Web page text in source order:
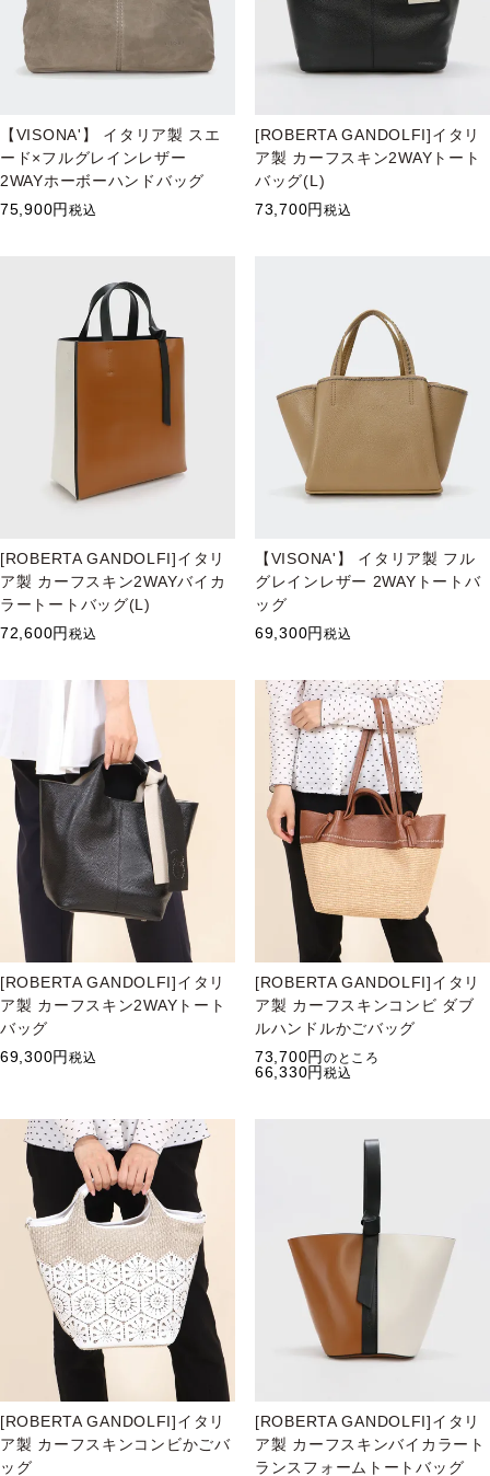
【VISONA'】 イタリア製 スエ
ード×フルグレインレザー
2WAYホーボーハンドバッグ
75,900
税込
[ROBERTA GANDOLFI]イタリ
ア製 カーフスキン2WAYトート
バッグ(L)
73,700
税込
[ROBERTA GANDOLFI]イタリ
ア製 カーフスキン2WAYバイカ
ラートートバッグ(L)
72,600
税込
【VISONA'】 イタリア製 フル
グレインレザー 2WAYトートバ
ッグ
69,300
税込
[ROBERTA GANDOLFI]イタリ
ア製 カーフスキン2WAYトート
バッグ
69,300
税込
[ROBERTA GANDOLFI]イタリ
ア製 カーフスキンコンビ ダブ
ルハンドルかごバッグ
73,700
のところ
66,330 税込
[ROBERTA GANDOLFI]イタリ
ア製 カーフスキンコンビかごバ
ッグ
[ROBERTA GANDOLFI]イタリ
ア製 カーフスキンバイカラート
ランスフォームトートバッグ